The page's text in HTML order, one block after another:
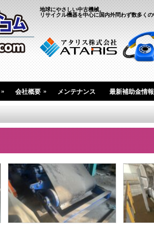
地球にやさしい中古機械。
リサイクル機器を中心に国内外問わず数多く
» 会社概要 » メンテナンス 最新補助金情報